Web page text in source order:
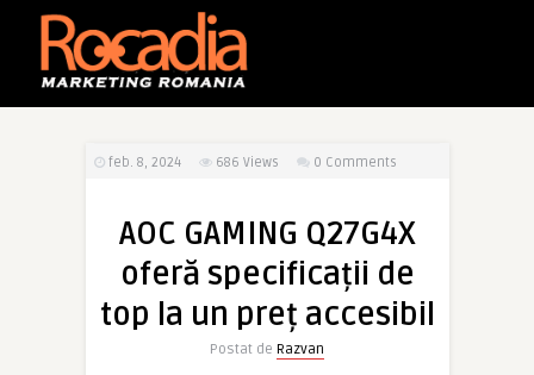
feb. 8, 2024 686 Views 0 Comments
AOC GAMING Q27G4X
oferă specificații de
top la un preț accesibil
Postat de Razvan